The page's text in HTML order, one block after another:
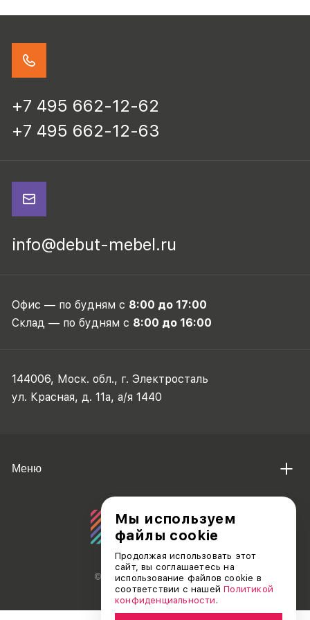
+7 495 662-12-62
+7 495 662-12-63
info@debut-mebel.ru
Офис — по будням с 8:00 до 17:00
Склад — по будням с 8:00 до 16:00
144006, Моск. обл., г. Электросталь
ул. Красная, д. 11а, а/я 1440
© АО «ДЕБЮТ», 2011 — 2026
Меню
Мы используем
файлы cookie
Продолжая использовать этот
сайт, вы соглашаетесь на
использование файлов cookie в
соответствии с нашейПолитикой
конфиденциальности .